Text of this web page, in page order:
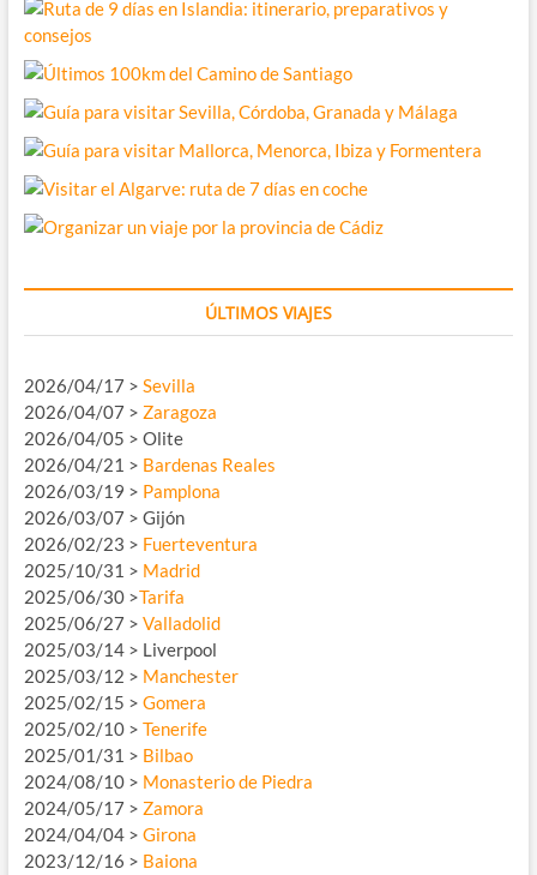
ÚLTIMOS VIAJES
2026/04/17 > Sevilla
2026/04/07 > Zaragoza
2026/04/05 > Olite
2026/04/21 > Bardenas Reales
2026/03/19 > Pamplona
2026/03/07 > Gijón
2026/02/23 > Fuerteventura
2025/10/31 > Madrid
2025/06/30 >Tarifa
2025/06/27 > Valladolid
2025/03/14 > Liverpool
2025/03/12 > Manchester
2025/02/15 > Gomera
2025/02/10 > Tenerife
2025/01/31 > Bilbao
2024/08/10 > Monasterio de Piedra
2024/05/17 > Zamora
2024/04/04 > Girona
2023/12/16 > Baiona